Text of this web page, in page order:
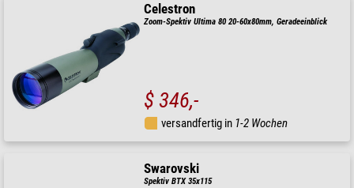
Celestron
Zoom-Spektiv Ultima 80 20-60x80mm, Geradeeinblick
$ 346,-
versandfertig in 1-2 Wochen
Swarovski
Spektiv BTX 35x115